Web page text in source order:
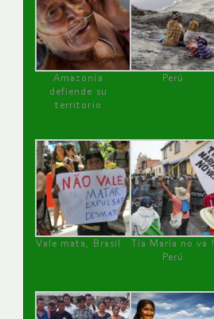
Amazonía
defiende su
territorio
Perú
Vale mata, Brasil
Tía María no va !
Perú